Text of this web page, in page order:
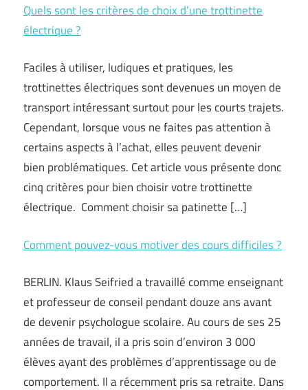
Quels sont les critères de choix d’une trottinette
électrique ?
Faciles à utiliser, ludiques et pratiques, les
trottinettes électriques sont devenues un moyen de
transport intéressant surtout pour les courts trajets.
Cependant, lorsque vous ne faites pas attention à
certains aspects à l’achat, elles peuvent devenir
bien problématiques. Cet article vous présente donc
cinq critères pour bien choisir votre trottinette
électrique. Comment choisir sa patinette […]
Comment pouvez-vous motiver des cours difficiles ?
BERLIN. Klaus Seifried a travaillé comme enseignant
et professeur de conseil pendant douze ans avant
de devenir psychologue scolaire. Au cours de ses 25
années de travail, il a pris soin d’environ 3 000
élèves ayant des problèmes d’apprentissage ou de
comportement. Il a récemment pris sa retraite. Dans